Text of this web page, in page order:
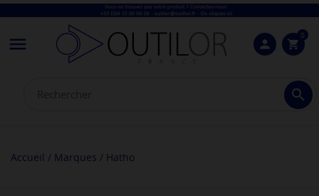
 person shopping_cart
0

Accueil Marques Hatho